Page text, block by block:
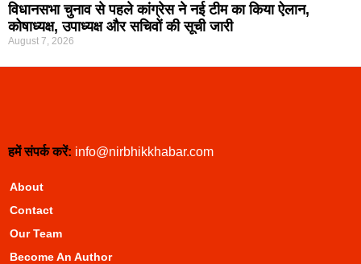
विधानसभा चुनाव से पहले कांग्रेस ने नई टीम का किया ऐलान,
कोषाध्यक्ष, उपाध्यक्ष और सचिवों की सूची जारी
August 7, 2026
हमें संपर्क करें: info@nirbhikkhabar.com
About
Contact
Our Team
Become An Author